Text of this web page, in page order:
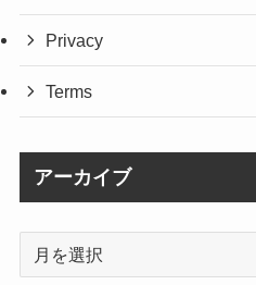
Privacy
Terms
アーカイブ